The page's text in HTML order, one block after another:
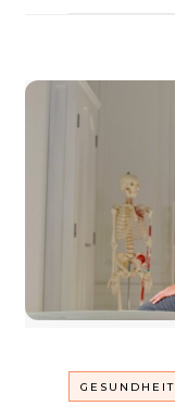
GESUNDHEIT